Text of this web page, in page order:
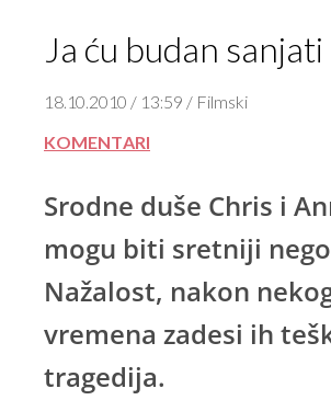
Ja ću budan sanjati
18.10.2010 / 13:59 / Filmski
KOMENTARI
Srodne duše Chris i
mogu biti sretniji
Nažalost, nakon
vremena zadesi ih
tragedija.